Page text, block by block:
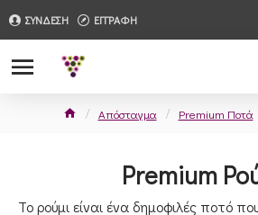
ΣΥΝΔΕΣΗ ΕΓΓΡΑΦΗ
Απόσταγμα Premium Ποτά
Premium
Το ρούμι είναι ένα δημοφιλές ποτό